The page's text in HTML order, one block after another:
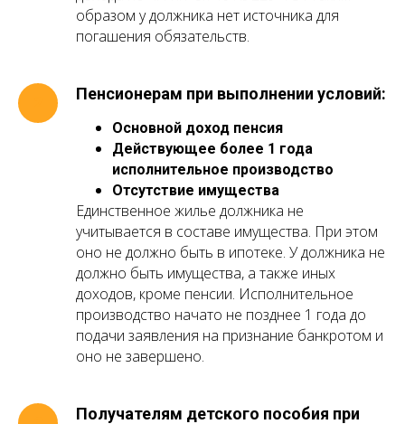
образом у должника нет источника для
погашения обязательств.
Пенсионерам при выполнении условий:
Основной доход пенсия
Действующее более 1 года
исполнительное производство
Отсутствие имущества
Единственное жилье должника не
учитывается в составе имущества. При этом
оно не должно быть в ипотеке. У должника не
должно быть имущества, а также иных
доходов, кроме пенсии. Исполнительное
производство начато не позднее 1 года до
подачи заявления на признание банкротом и
оно не завершено.
Получателям детского пособия при